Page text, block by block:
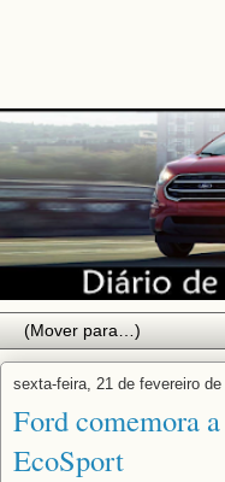
sexta-feira, 21 de fevereiro de
Ford comemora
EcoSport